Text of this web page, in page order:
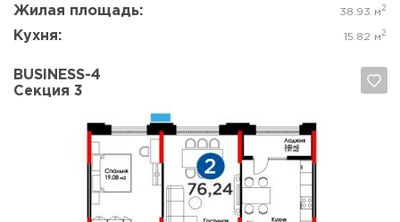
Жилая площадь: 38.93 м 2
Кухня: 15.82 м 2
BUSINESS-4
Секция 3